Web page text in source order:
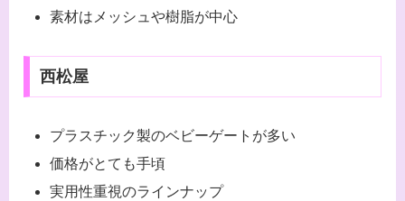
素材はメッシュや樹脂が中心
西松屋
プラスチック製のベビーゲートが多い
価格がとても手頃
実用性重視のラインナップ